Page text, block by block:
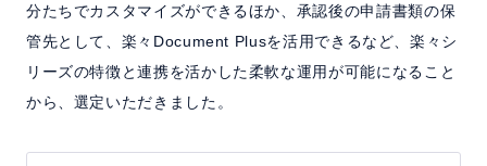
分たちでカスタマイズができるほか、承認後の申請書類の保
管先として、楽々Document Plusを活用できるなど、楽々シ
リーズの特徴と連携を活かした柔軟な運用が可能になること
から、選定いただきました。